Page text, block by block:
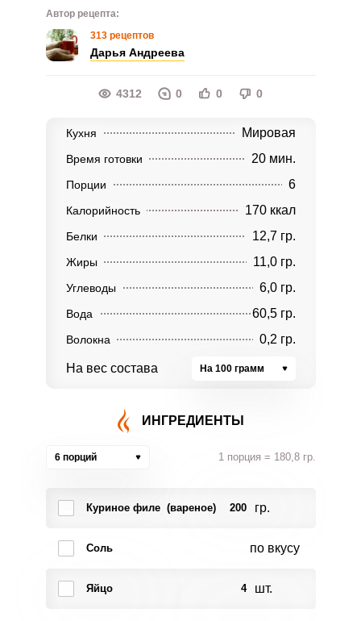
Автор рецепта:
313 рецептов
Дарья Андреева
4312 0 0 0
Кухня Мировая
Время готовки 20 мин.
Порции 6
Калорийность 170 ккал
Белки 12,7 гр.
Жиры 11,0 гр.
Углеводы 6,0 гр.
Вода 60,5 гр.
Волокна 0,2 гр.
На вес состава На 100 грамм
ИНГРЕДИЕНТЫ
6 порций 1 порция = 180,8 гр.
Куриное филе (вареное) 200 гр.
Соль по вкусу
Яйцо 4 шт.